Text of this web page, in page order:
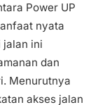
Power UP
nyata
jalan ini
dan
Menurutnya
akses jalan